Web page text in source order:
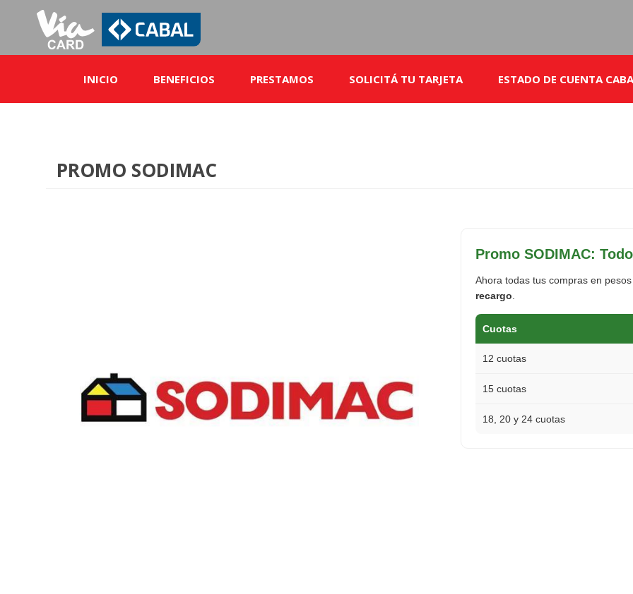
INICIO BENEFICIOS PRESTAMOS SOLICITÁ TU TARJETA ESTADO DE CUENTA
PROMO SODIMAC
Promo SODIMAC:
Ahora todas tus compras en
recargo
Cuotas
12 cuotas
15 cuotas
18, 20 y 24 cuotas